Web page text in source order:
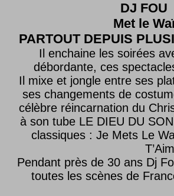
DJ FOU
Met le
PARTOUT DEPUIS
Il enchaine les soirées
débordante, ces
Il mixe et jongle entre ses
ses changements de
célèbre réincarnation du
à son tube LE DIEU DU
classiques : Je Mets Le
Pendant près de 30 ans Dj
toutes les scènes de